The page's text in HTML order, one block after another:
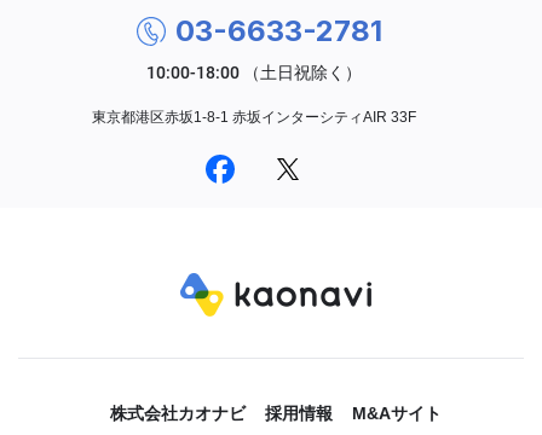
03-6633-2781
東京都港区赤坂1-8-1 赤坂インターシティAIR 33F
株式会社カオナビ 採用情報 M&Aサイト